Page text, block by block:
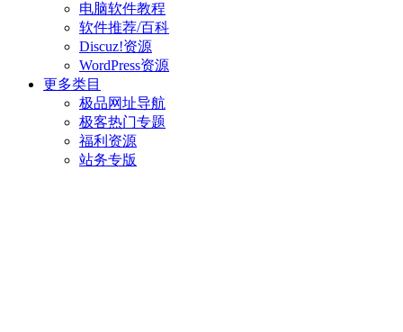
电脑软件教程
软件推荐/百科
Discuz!资源
WordPress资源
更多类目
极品网址导航
极客热门专题
福利资源
站务专版